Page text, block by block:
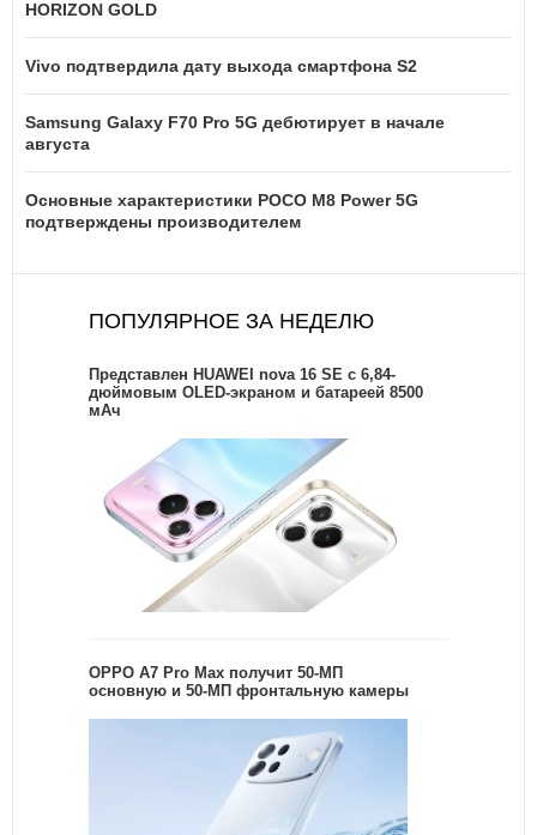
HORIZON GOLD
Vivo подтвердила дату выхода смартфона S2
Samsung Galaxy F70 Pro 5G дебютирует в начале
августа
Основные характеристики POCO M8 Power 5G
подтверждены производителем
ПОПУЛЯРНОЕ ЗА НЕДЕЛЮ
Представлен HUAWEI nova 16 SE с 6,84-
дюймовым OLED-экраном и батареей 8500
мАч
OPPO A7 Pro Max получит 50-МП
основную и 50-МП фронтальную камеры